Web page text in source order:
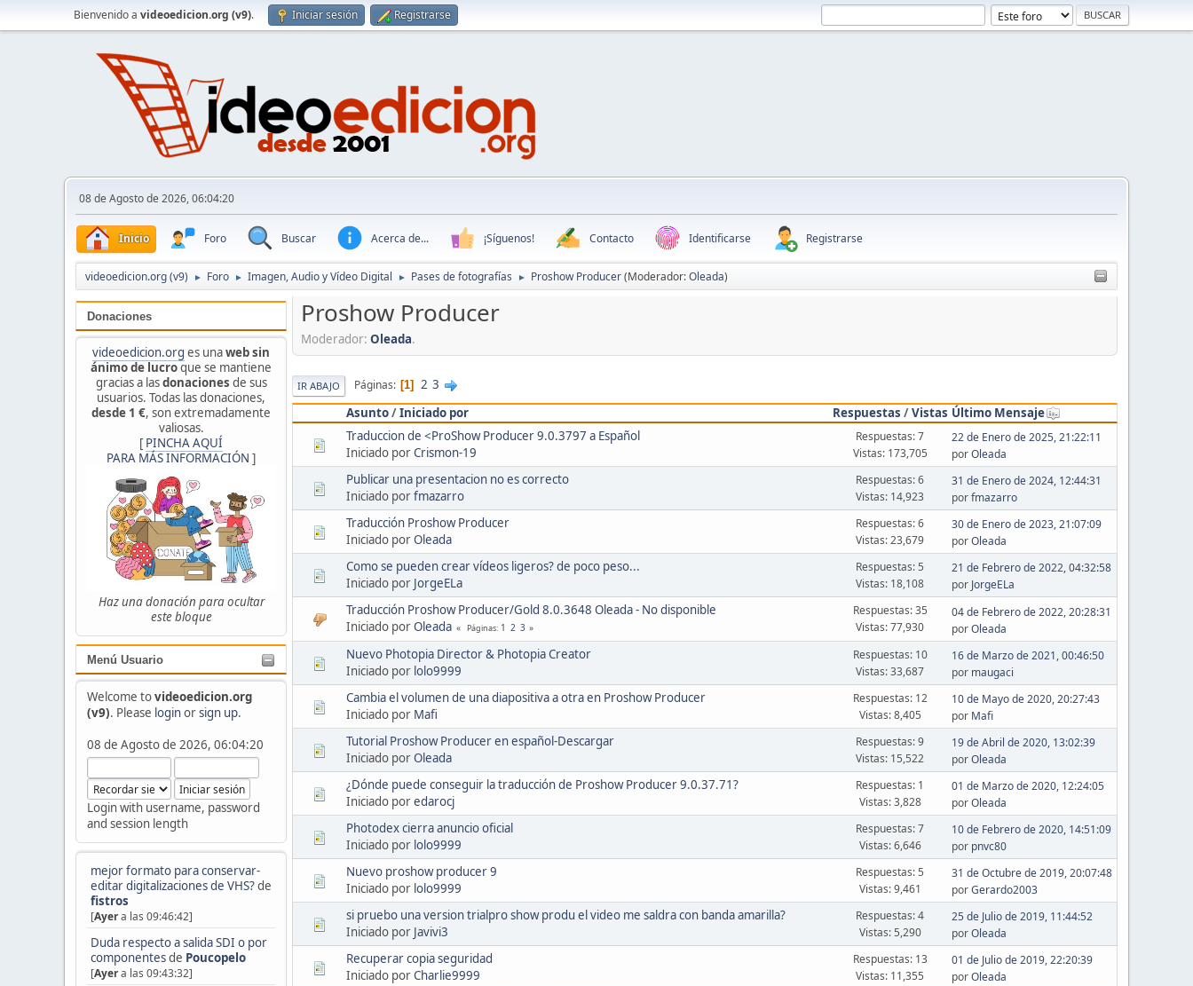
Bienvenido a videoedicion.org (v9). Iniciar sesión Registrarse
08 de Agosto de 2026, 06:04:20
Inicio Foro Buscar Acerca de... ¡Síguenos! Contacto Identificarse Registrarse
videoedicion.org (v9) ► Foro ► Imagen, Audio y Vídeo Digital ► Pases de fotografías ► Proshow Producer(Moderador:Oleada)
Donaciones
videoedicion.org es unaweb sin
ánimo de lucroque se mantiene
gracias a lasdonaciones de sus
usuarios. Todas las donaciones,
desde 1 €, son extremadamente
valiosas.
[ PINCHA AQUÍ
PARA MÁS INFORMACIÓN ]
Haz una donación para ocultar
este bloque
Menú Usuario
Welcome tovideoedicion.org
(v9). Please loginorsign up.
08 de Agosto de 2026, 06:04:20
Login with username, password
and session length
mejor formato para conservar-
editar digitalizaciones de VHS?de
fistros
[Ayera las 09:46:42]
Duda respecto a salida SDI o por
componentesde Poucopelo
[Ayera las 09:43:32]
Proshow Producer
Moderador: Oleada.
IR ABAJO Páginas 1 2 3
Asunto/Iniciado por Respuestas /Vistas Último Mensaje
Traduccion de <ProShow Producer 9.0.3797 a Español
Iniciado porCrismon-19
Respuestas: 7
Vistas: 173,705
22 de Enero de 2025, 21:22:11
porOleada
Publicar una presentacion no es correcto
Iniciado porfmazarro
Respuestas: 6
Vistas: 14,923
31 de Enero de 2024, 12:44:31
porfmazarro
Traducción Proshow Producer
Iniciado porOleada
Respuestas: 6
Vistas: 23,679
30 de Enero de 2023, 21:07:09
porOleada
Como se pueden crear vídeos ligeros? de poco peso...
Iniciado por JorgeELa
Respuestas: 5
Vistas: 18,108
21 de Febrero de 2022, 04:32:58
por JorgeELa
Traducción Proshow Producer/Gold 8.0.3648 Oleada - No disponible
Iniciado porOleada Páginas 1 2 3
Respuestas: 35
Vistas: 77,930
04 de Febrero de 2022, 20:28:31
porOleada
Nuevo Photopia Director & Photopia Creator
Iniciado por lolo9999
Respuestas: 10
Vistas: 33,687
16 de Marzo de 2021, 00:46:50
por maugaci
Cambia el volumen de una diapositiva a otra en Proshow Producer
Iniciado por Mafi
Respuestas: 12
Vistas: 8,405
10 de Mayo de 2020, 20:27:43
por Mafi
Tutorial Proshow Producer en español-Descargar
Iniciado porOleada
Respuestas: 9
Vistas: 15,522
19 de Abril de 2020, 13:02:39
porOleada
¿Dónde puede conseguir la traducción de Proshow Producer 9.0.37.71?
Iniciado poredarocj
Respuestas: 1
Vistas: 3,828
01 de Marzo de 2020, 12:24:05
porOleada
Photodex cierra anuncio oficial
Iniciado por lolo9999
Respuestas: 7
Vistas: 6,646
10 de Febrero de 2020, 14:51:09
por pnvc80
Nuevo proshow producer 9
Iniciado por lolo9999
Respuestas: 5
Vistas: 9,461
31 de Octubre de 2019, 20:07:48
porGerardo2003
si pruebo una version trialpro show produ el video me saldra con banda amarilla?
Iniciado por Javivi3
Respuestas: 4
Vistas: 5,290
25 de Julio de 2019, 11:44:52
porOleada
Recuperar copia seguridad
Iniciado porCharlie9999
Respuestas: 13
Vistas: 11,355
01 de Julio de 2019, 22:20:39
porOleada